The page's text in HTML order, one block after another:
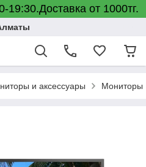
от 1000тг.
и аксессуары Мониторы